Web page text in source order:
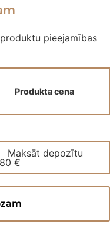
pieejamības
Produkta cena
Maksāt depozītu
€